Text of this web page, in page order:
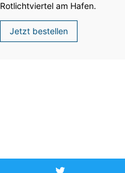
Rotlichtviertel am Hafen.
Jetzt bestellen